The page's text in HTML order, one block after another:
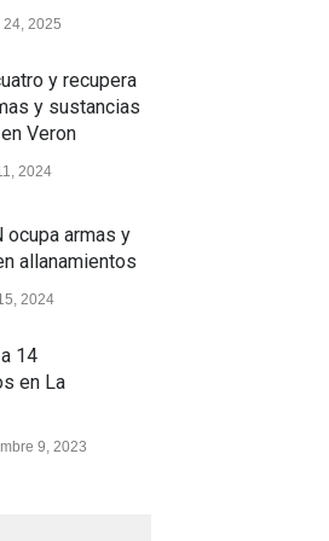
24, 2025
y recupera
y sustancias
Veron
2024
ocupa armas y
allanamientos
2024
14
en La
9, 2023